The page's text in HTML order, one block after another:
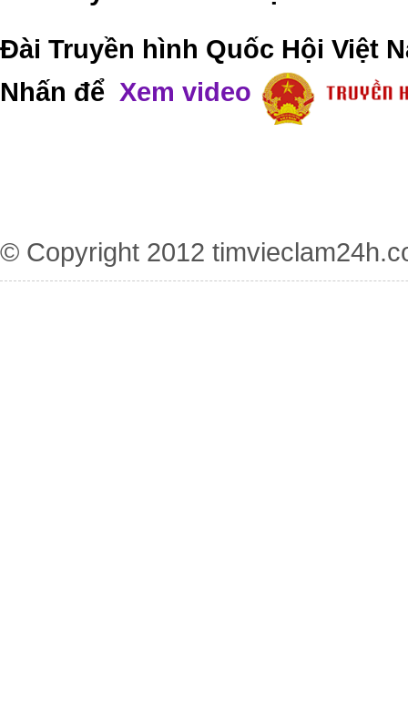
Đài Truyền hình Quốc Hội Việt
Nhấn để Xem video
© Copyright 2012